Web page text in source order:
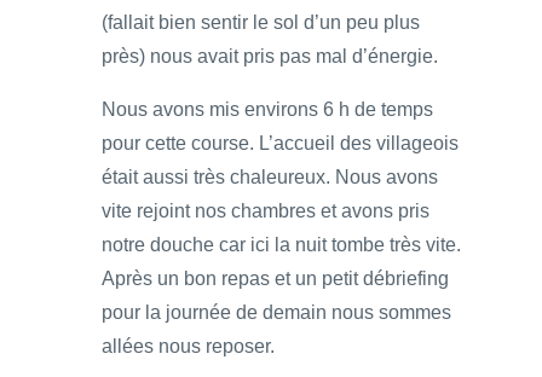
(fallait bien sentir le sol d’un peu plus
près) nous avait pris pas mal d’énergie.
Nous avons mis environs 6 h de temps
pour cette course. L’accueil des villageois
était aussi très chaleureux. Nous avons
vite rejoint nos chambres et avons pris
notre douche car ici la nuit tombe très vite.
Après un bon repas et un petit débriefing
pour la journée de demain nous sommes
allées nous reposer.